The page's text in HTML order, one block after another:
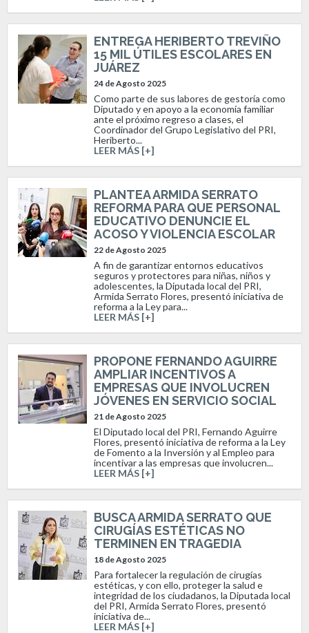
ENTREGA HERIBERTO TREVIÑO
15 MIL ÚTILES ESCOLARES EN
JUÁREZ
24 de Agosto 2025
Como parte de sus labores de gestoría como
Diputado y en apoyo a la economía familiar
ante el próximo regreso a clases, el
Coordinador del Grupo Legislativo del PRI,
Heriberto...
LEER MÁS [+]
PLANTEA ARMIDA SERRATO
REFORMA PARA QUE PERSONAL
EDUCATIVO DENUNCIE EL
ACOSO Y VIOLENCIA ESCOLAR
22 de Agosto 2025
A fin de garantizar entornos educativos
seguros y protectores para niñas, niños y
adolescentes, la Diputada local del PRI,
Armida Serrato Flores, presentó iniciativa de
reforma a la Ley para...
LEER MÁS [+]
PROPONE FERNANDO AGUIRRE
AMPLIAR INCENTIVOS A
EMPRESAS QUE INVOLUCREN
JÓVENES EN SERVICIO SOCIAL
21 de Agosto 2025
El Diputado local del PRI, Fernando Aguirre
Flores, presentó iniciativa de reforma a la Ley
de Fomento a la Inversión y al Empleo para
incentivar a las empresas que involucren...
LEER MÁS [+]
BUSCA ARMIDA SERRATO QUE
CIRUGÍAS ESTÉTICAS NO
TERMINEN EN TRAGEDIA
18 de Agosto 2025
Para fortalecer la regulación de cirugías
estéticas, y con ello, proteger la salud e
integridad de los ciudadanos, la Diputada local
del PRI, Armida Serrato Flores, presentó
iniciativa de...
LEER MÁS [+]